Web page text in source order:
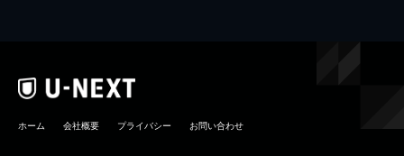
ホーム 会社概要 プライバシー お問い合わせ